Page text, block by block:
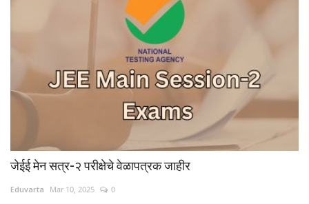
जेईई मेन सत्र-२ परीक्षेचे वेळापत्रक जाहीर
Eduvarta Mar 10, 2025 0